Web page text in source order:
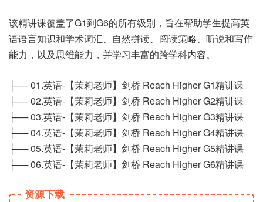
该精讲课覆盖了G1到G6的所有级别，旨在帮助学生提高英
语语言知识和学术词汇、自然拼读、阅读策略、听说和写作
能力，以及思维能力，并学习丰富的跨学科内容。
├── 01.英语-【茉莉老师】剑桥 Reach Higher G1精讲课
├── 02.英语-【茉莉老师】剑桥 Reach Higher G2精讲课
├── 03.英语-【茉莉老师】剑桥 Reach Higher G3精讲课
├── 04.英语-【茉莉老师】剑桥 Reach Higher G4精讲课
├── 05.英语-【茉莉老师】剑桥 Reach Higher G5精讲课
├── 06.英语-【茉莉老师】剑桥 Reach Higher G6精讲课
资源下载